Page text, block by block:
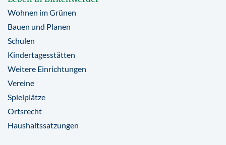
Wohnen im Grünen
Bauen und Planen
Schulen
Kindertagesstätten
Weitere Einrichtungen
Vereine
Spielplätze
Ortsrecht
Haushaltssatzungen